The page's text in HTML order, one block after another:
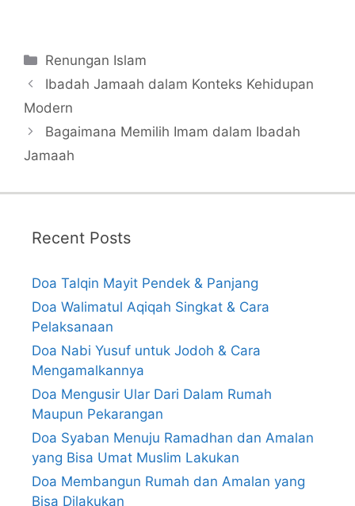
Categories
Renungan Islam
Ibadah Jamaah dalam Konteks Kehidupan
Modern
Bagaimana Memilih Imam dalam Ibadah
Jamaah
Recent Posts
Doa Talqin Mayit Pendek & Panjang
Doa Walimatul Aqiqah Singkat & Cara
Pelaksanaan
Doa Nabi Yusuf untuk Jodoh & Cara
Mengamalkannya
Doa Mengusir Ular Dari Dalam Rumah
Maupun Pekarangan
Doa Syaban Menuju Ramadhan dan Amalan
yang Bisa Umat Muslim Lakukan
Doa Membangun Rumah dan Amalan yang
Bisa Dilakukan